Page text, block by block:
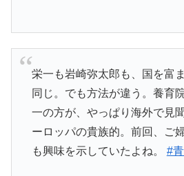
栄一も岩崎弥太郎も、国を富
同じ。でも方法が違う。養育
一の方が、やっぱり海外で見
ーロッパの貴族的。前回、ご
も興味を示していたよね。 #